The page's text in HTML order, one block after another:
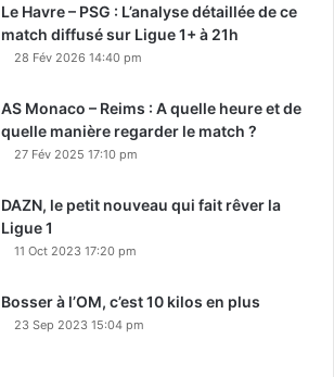
Le Havre – PSG : L’analyse détaillée de ce
match diffusé sur Ligue 1+ à 21h
28 Fév 2026 14:40 pm
AS Monaco – Reims : A quelle heure et de
quelle manière regarder le match ?
27 Fév 2025 17:10 pm
DAZN, le petit nouveau qui fait rêver la
Ligue 1
11 Oct 2023 17:20 pm
Bosser à l’OM, c’est 10 kilos en plus
23 Sep 2023 15:04 pm